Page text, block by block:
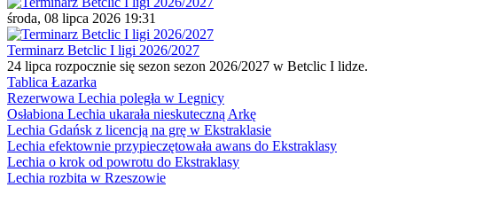
środa, 08 lipca 2026 19:31
Terminarz Betclic I ligi 2026/2027
24 lipca rozpocznie się sezon sezon 2026/2027 w Betclic I lidze.
Tablica Łazarka
Rezerwowa Lechia poległa w Legnicy
Osłabiona Lechia ukarała nieskuteczną Arkę
Lechia Gdańsk z licencją na grę w Ekstraklasie
Lechia efektownie przypieczętowała awans do Ekstraklasy
Lechia o krok od powrotu do Ekstraklasy
Lechia rozbita w Rzeszowie